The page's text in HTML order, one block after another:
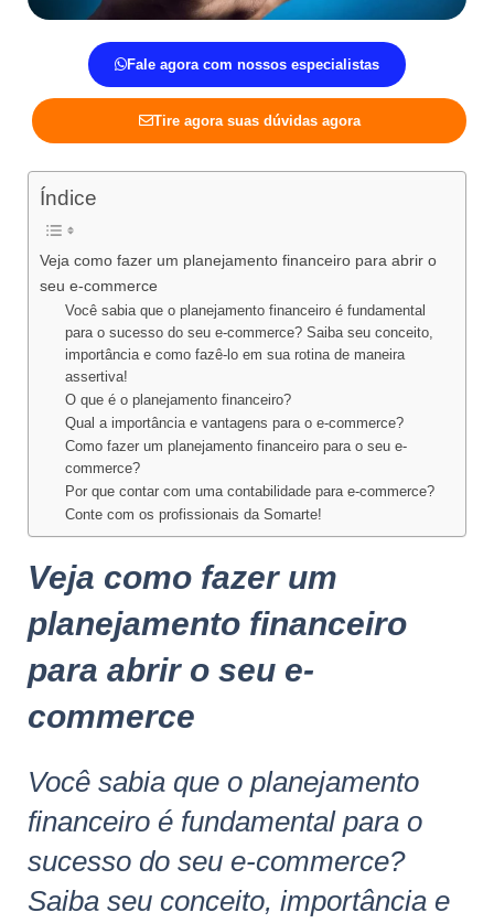
Fale agora com nossos especialistas
Tire agora suas dúvidas agora
Índice
Veja como fazer um planejamento financeiro para abrir o
seu e-commerce
Você sabia que o planejamento financeiro é fundamental
para o sucesso do seu e-commerce? Saiba seu conceito,
importância e como fazê-lo em sua rotina de maneira
assertiva!
O que é o planejamento financeiro?
Qual a importância e vantagens para o e-commerce?
Como fazer um planejamento financeiro para o seu e-
commerce?
Por que contar com uma contabilidade para e-commerce?
Conte com os profissionais da Somarte!
Veja como fazer um
planejamento financeiro
para abrir o seu e-
commerce
Você sabia que o planejamento
financeiro é fundamental para o
sucesso do seu e-commerce?
Saiba seu conceito, importância e